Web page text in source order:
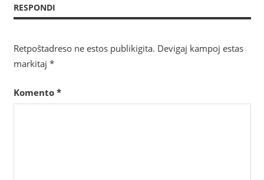
RESPONDI
Retpoŝtadreso ne estos publikigita. Devigaj kampoj estas
markitaj *
Komento *